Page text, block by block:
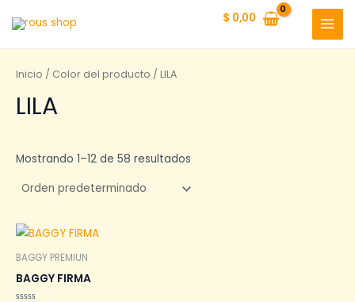
contenido
$ 0,00
MAIN
Inicio / Color del producto / LILA
LILA
Mostrando 1–12 de 58 resultados
BAGGY PREMIUN
BAGGY FIRMA